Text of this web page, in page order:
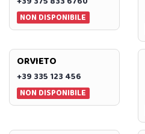
NON DISPONIBILE
ORVIETO
+39 335 123 456
NON DISPONIBILE